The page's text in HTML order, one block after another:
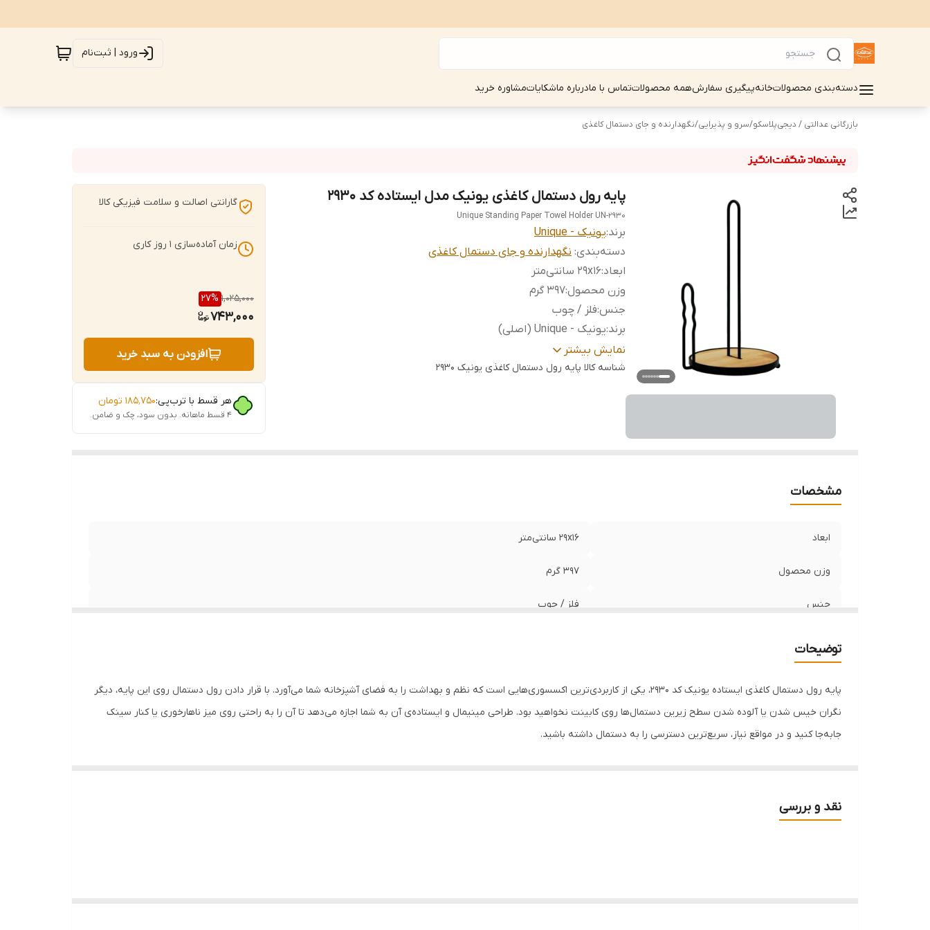
ورود | ثبت‌نام
دسته‌بندی محصولاتخانهپیگیری سفارشهمه محصولاتتماس با مادرباره ماشکایاتمشاوره خرید
بازرگانی عدالتی / دیجی‌پلاسکو/سرو و پذیرایی/نگهدارنده و جای دستمال کاغذی
پایه رول دستمال کاغذی یونیک مدل ایستاده کد 2930
Unique Standing Paper Towel Holder UN-2930
برند:یونیک - Unique
دسته‌بندی: نگهدارنده و جای دستمال کاغذی
ابعاد:29x16 سانتی‌متر
وزن محصول:397 گرم
جنس:فلز / چوب
برند:یونیک - Unique (اصلی)
نحوه قرارگیری و نصب
قابل استفاده: منازل، جهیزیه، ادارات، شرکت‌ها، کافه‌ها و ...
نمایش بیشتر
شناسه کالا پایه رول دستمال کاغذی یونیک ۲۹۳۰
گارانتی اصالت و سلامت فیزیکی کالا
زمان آماده‌سازی 1 روز کاری
1,025,000
27%
743,000
افزودن به سبد خرید
هر قسط با ترب‌پی:۱۸۵٬۷۵۰ تومان
۴ قسط ماهانه. بدون سود، چک و ضامن.
مشخصات
ابعاد 29x16 سانتی‌متر
وزن محصول 397 گرم
جنس فلز / چوب
مناسب دستمال کاغذی رول بزرگ
توضیحات
پایه رول دستمال کاغذی ایستاده یونیک کد ۲۹۳۰، یکی از کاربردی‌ترین اکسسوری‌هایی است که نظم و بهداشت را به فضای آشپزخانه شما می‌آورد. با قرار دادن رول دستمال روی این پایه، دیگر
نگران خیس شدن یا آلوده شدن سطح زیرین دستمال‌ها روی کابینت نخواهید بود. طراحی مینیمال و ایستاده‌ی آن به شما اجازه می‌دهد تا آن را به راحتی روی میز ناهارخوری یا کنار سینک
جابه‌جا کنید و در مواقع نیاز، سریع‌ترین دسترسی را به دستمال داشته باشید.
✅ طراحی ایستاده و قابل حمل:
✅تعادل مناسب:
نقد و بررسی